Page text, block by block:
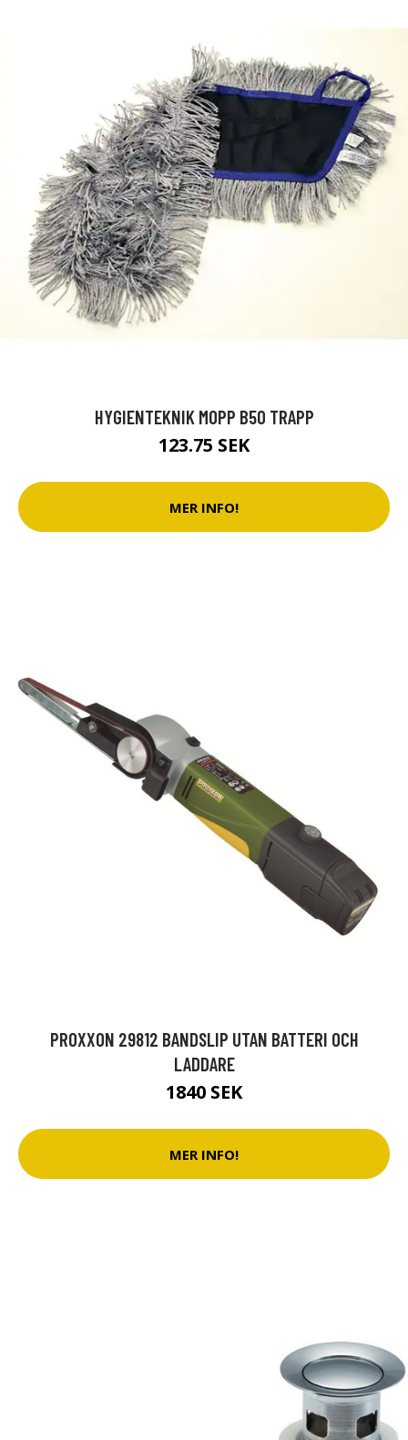
HYGIENTEKNIK MOPP B50 TRAPP
123.75 SEK
MER INFO!
PROXXON 29812 BANDSLIP UTAN BATTERI OCH
LADDARE
1840 SEK
MER INFO!